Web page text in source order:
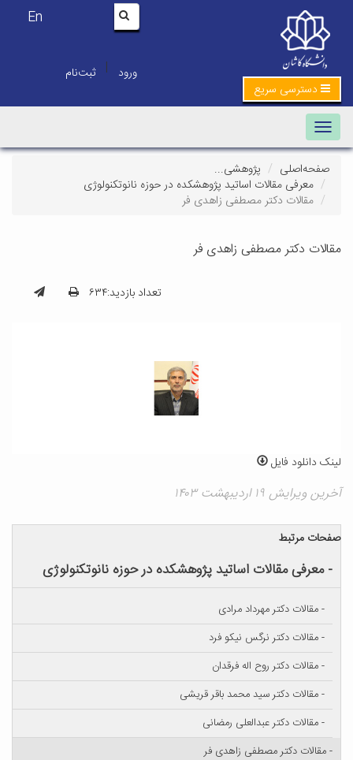
En
ورود | ثبت‌نام
دسترسی سریع
Toggle navigation
صفحه‌اصلی
پژوهشی...
معرفی مقالات اساتید پژوهشکده در حوزه نانوتکنولوژی
مقالات دکتر مصطفی زاهدی فر
مقالات دکتر مصطفی زاهدی فر
تعداد بازدید:۶۳۴
لینک دانلود فایل
آخرین ویرایش ۱۹ اردیبهشت ۱۴۰۳
صفحات مرتبط
- معرفی مقالات اساتید پژوهشکده در حوزه نانوتکنولوژی
- مقالات دکتر مهرداد مرادی
- مقالات دکتر نرگس نیکو فرد
- مقالات دکتر روح اله فرقدان
- مقالات دکتر سید محمد باقر قریشی
- مقالات دکتر عبدالعلی رمضانی
- مقالات دکتر مصطفی زاهدی فر